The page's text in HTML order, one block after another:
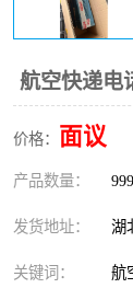
航空快递电
价格： 面议
产品数量：
发货地址： 湖
关键词： 航